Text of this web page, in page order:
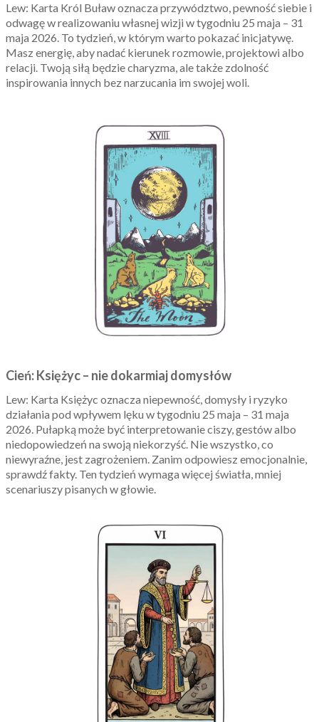
Lew: Karta Król Buław oznacza przywództwo, pewność siebie i
odwagę w realizowaniu własnej wizji w tygodniu 25 maja – 31
maja 2026. To tydzień, w którym warto pokazać inicjatywę.
Masz energię, aby nadać kierunek rozmowie, projektowi albo
relacji. Twoją siłą będzie charyzma, ale także zdolność
inspirowania innych bez narzucania im swojej woli.
Cień: Księżyc – nie dokarmiaj domysłów
Lew: Karta Księżyc oznacza niepewność, domysły i ryzyko
działania pod wpływem lęku w tygodniu 25 maja – 31 maja
2026. Pułapką może być interpretowanie ciszy, gestów albo
niedopowiedzeń na swoją niekorzyść. Nie wszystko, co
niewyraźne, jest zagrożeniem. Zanim odpowiesz emocjonalnie,
sprawdź fakty. Ten tydzień wymaga więcej światła, mniej
scenariuszy pisanych w głowie.